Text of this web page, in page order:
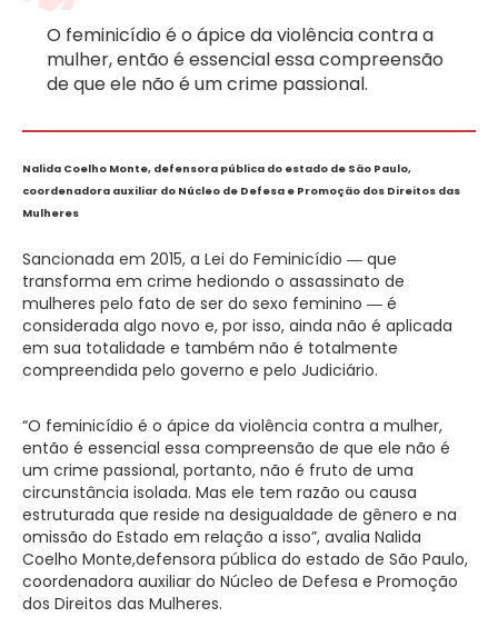
O feminicídio é o ápice da violência contra a
mulher, então é essencial essa compreensão
de que ele não é um crime passional.
Nalida Coelho Monte, defensora pública do estado de São Paulo,
coordenadora auxiliar do Núcleo de Defesa e Promoção dos Direitos das
Mulheres
Sancionada em 2015, a Lei do Feminicídio ― que
transforma em crime hediondo o assassinato de
mulheres pelo fato de ser do sexo feminino ― é
considerada algo novo e, por isso, ainda não é aplicada
em sua totalidade e também não é totalmente
compreendida pelo governo e pelo Judiciário.
“O feminicídio é o ápice da violência contra a mulher,
então é essencial essa compreensão de que ele não é
um crime passional, portanto, não é fruto de uma
circunstância isolada. Mas ele tem razão ou causa
estruturada que reside na desigualdade de gênero e na
omissão do Estado em relação a isso”, avalia Nalida
Coelho Monte,defensora pública do estado de São Paulo,
coordenadora auxiliar do Núcleo de Defesa e Promoção
dos Direitos das Mulheres.